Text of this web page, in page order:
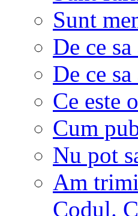
Sunt
De ce
De ce
Ce este
Cum
Nu pot
Am
Codul.